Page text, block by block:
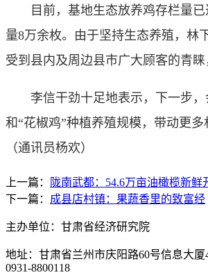
目前，基地生态放养鸡存栏量已
量8万余枚。由于坚持生态养殖，林
受到县内及周边县市广大顾客的青睐
李信干劲十足地表示，下一步，
和“花椒鸡”种植养殖规模，带动更多
（通讯员杨欢）
上一篇：
陇南武都：54.6万亩油橄榄新鲜
下一篇： 成县店村镇：果蔬香里的致富经
主办单位：甘肃省经济研究院
地址：甘肃省兰州市庆阳路60号信息大厦
0931-8800118